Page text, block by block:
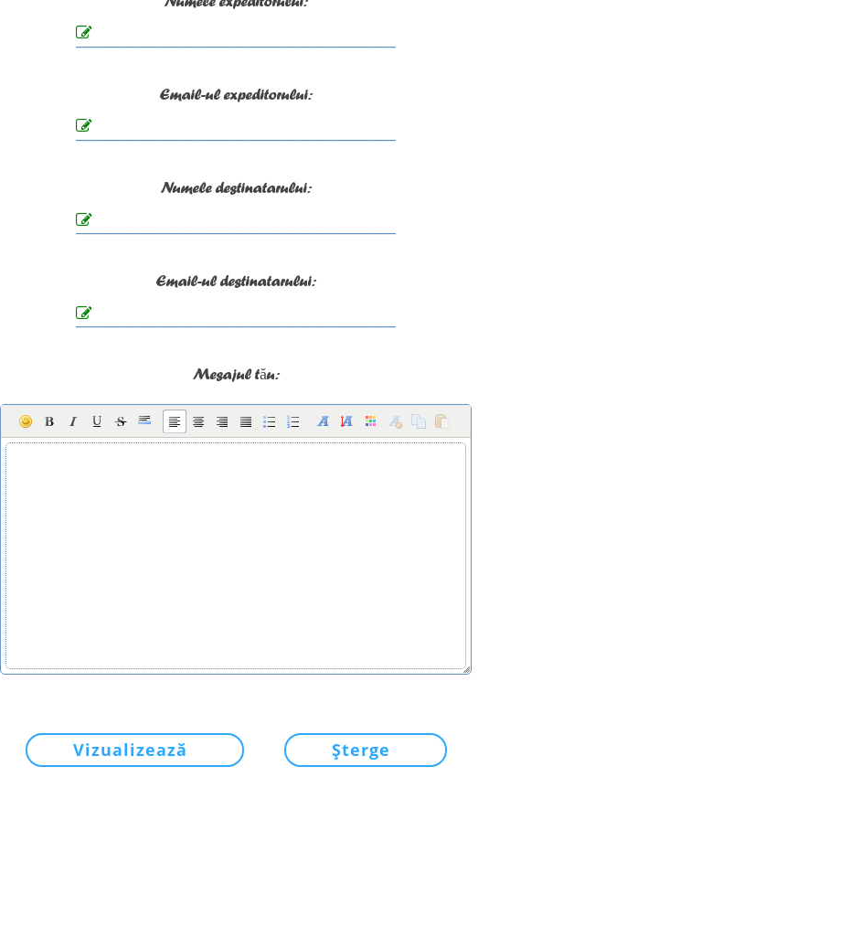
Email-ul expeditorului:
Numele destinatarului:
Email-ul destinatarului:
Mesajul tău:
Vizualizează Șterge